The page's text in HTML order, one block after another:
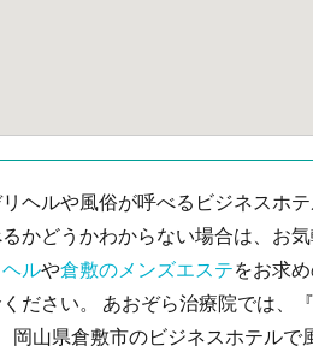
ヘルや風俗が呼べるビジネスホ
かどうかわからない場合は、お
ルや倉敷のメンズエステをお求
ださい。 あおぞら治療院では、
岡山県倉敷市のビジネスホテル